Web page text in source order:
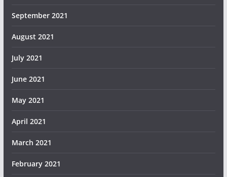
September 2021
August 2021
July 2021
June 2021
May 2021
April 2021
March 2021
February 2021